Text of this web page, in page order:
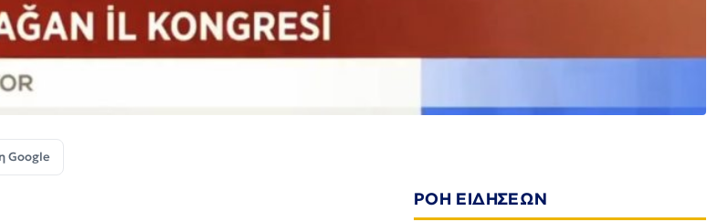
Google
ΡΟΗ ΕΙΔΗΣΕΩΝ